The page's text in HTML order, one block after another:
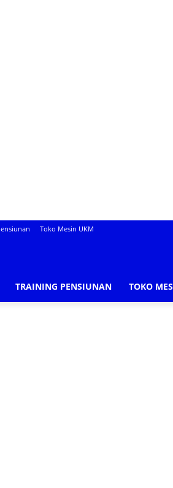
Toko Mesin UKM
TRAINING PENSIUNAN TOKO